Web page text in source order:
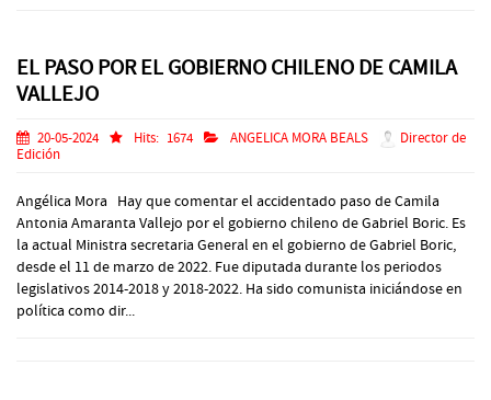
EL PASO POR EL GOBIERNO CHILENO DE CAMILA
VALLEJO
20-05-2024 Hits: 1674 ANGELICA MORA BEALS
Director de
Edición
Angélica Mora Hay que comentar el accidentado paso de Camila
Antonia Amaranta Vallejo por el gobierno chileno de Gabriel Boric. Es
la actual Ministra secretaria General en el gobierno de Gabriel Boric,
desde el 11 de marzo de 2022. Fue diputada durante los periodos
legislativos 2014-2018 y 2018-2022. Ha sido comunista iniciándose en
política como dir...